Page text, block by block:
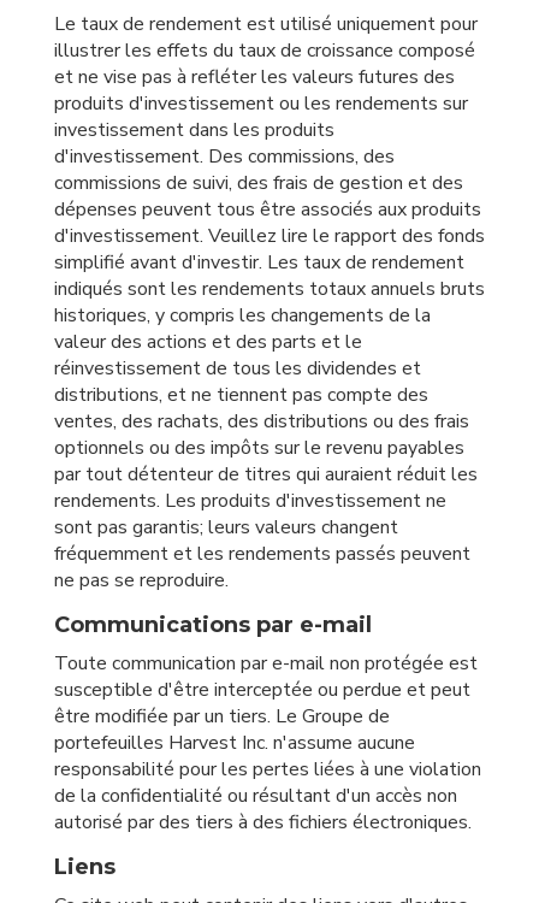
Le taux de rendement est utilisé uniquement pour
illustrer les effets du taux de croissance composé
et ne vise pas à refléter les valeurs futures des
produits d'investissement ou les rendements sur
investissement dans les produits
d'investissement. Des commissions, des
commissions de suivi, des frais de gestion et des
dépenses peuvent tous être associés aux produits
d'investissement. Veuillez lire le rapport des fonds
simplifié avant d'investir. Les taux de rendement
indiqués sont les rendements totaux annuels bruts
historiques, y compris les changements de la
valeur des actions et des parts et le
réinvestissement de tous les dividendes et
distributions, et ne tiennent pas compte des
ventes, des rachats, des distributions ou des frais
optionnels ou des impôts sur le revenu payables
par tout détenteur de titres qui auraient réduit les
rendements. Les produits d'investissement ne
sont pas garantis; leurs valeurs changent
fréquemment et les rendements passés peuvent
ne pas se reproduire.
Communications par e-mail
Toute communication par e-mail non protégée est
susceptible d'être interceptée ou perdue et peut
être modifiée par un tiers. Le Groupe de
portefeuilles Harvest Inc. n'assume aucune
responsabilité pour les pertes liées à une violation
de la confidentialité ou résultant d'un accès non
autorisé par des tiers à des fichiers électroniques.
Liens